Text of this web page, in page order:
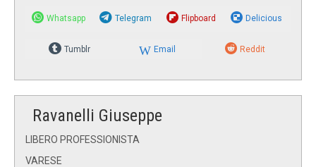
Whatsapp Telegram Flipboard Delicious
Tumblr Email Reddit
Ravanelli Giuseppe
LIBERO PROFESSIONISTA
VARESE